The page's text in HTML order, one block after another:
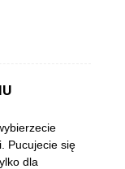
Pucujecie się
dla